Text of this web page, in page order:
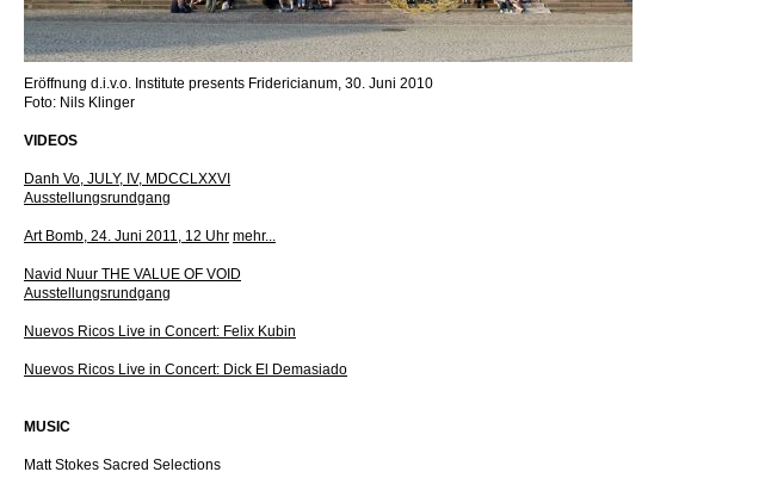
Eröffnung d.i.v.o. Institute presents Fridericianum, 30. Juni 2010
Foto: Nils Klinger
VIDEOS
Danh Vo, JULY, IV, MDCCLXXVI
Ausstellungsrundgang
Art Bomb, 24. Juni 2011, 12 Uhr mehr...
Navid Nuur THE VALUE OF VOID
Ausstellungsrundgang
Nuevos Ricos Live in Concert: Felix Kubin
Nuevos Ricos Live in Concert: Dick El Demasiado
MUSIC
Matt Stokes Sacred Selections